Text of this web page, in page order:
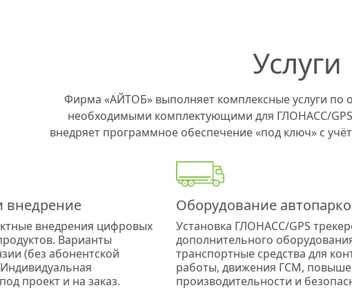
Услуги
Фирма «АЙТОБ» выполняет комплексные услуги по
необходимыми комплектующими для ГЛОНАСС/
внедряет программное обеспечение «под ключ» с
внедрение
внедрения цифровых
Варианты
(без абонентской
проект и на заказ.
Оборудование
Установка ГЛОНАСС/GPS
дополнительного
транспортные средства для
работы, движения ГСМ,
производительности и